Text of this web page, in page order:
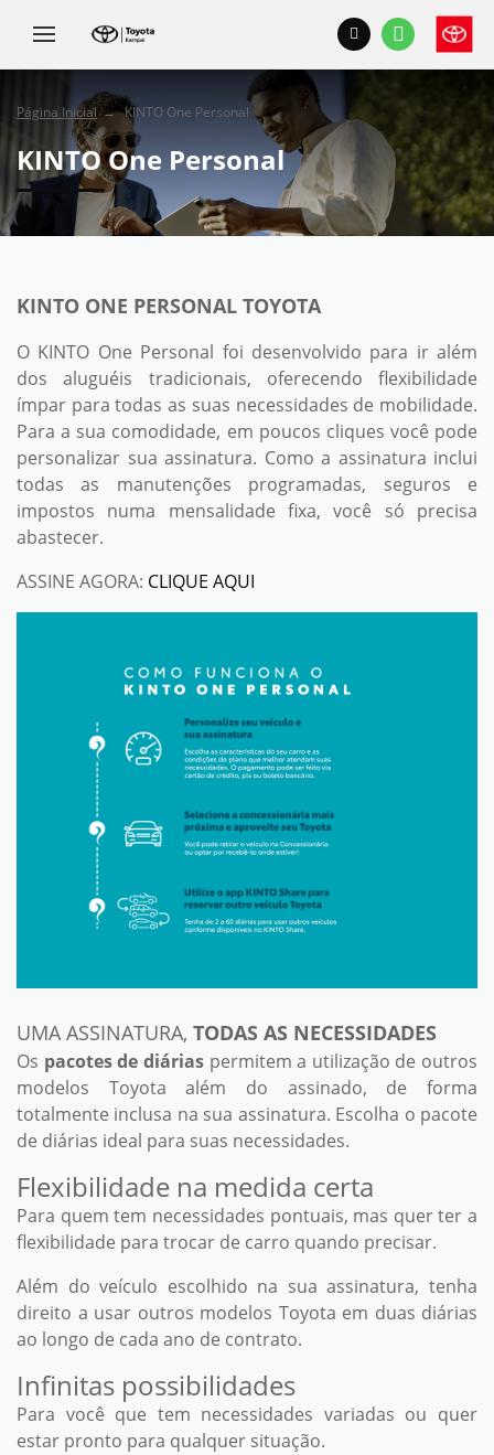
Página Inicial KINTO One Personal
KINTO One Personal
KINTO ONE PERSONAL TOYOTA
O KINTO One Personal foi desenvolvido para ir além
dos aluguéis tradicionais, oferecendo flexibilidade
ímpar para todas as suas necessidades de mobilidade.
Para a sua comodidade, em poucos cliques você pode
personalizar sua assinatura. Como a assinatura inclui
todas as manutenções programadas, seguros e
impostos numa mensalidade fixa, você só precisa
abastecer.
ASSINE AGORA: CLIQUE AQUI
UMA ASSINATURA, TODAS AS NECESSIDADES
Os pacotes de diáriaspermitem a utilização de outros
modelos Toyota além do assinado, de forma
totalmente inclusa na sua assinatura. Escolha o pacote
de diárias ideal para suas necessidades.
Flexibilidade na medida certa
Para quem tem necessidades pontuais, mas quer ter a
flexibilidade para trocar de carro quando precisar.
Além do veículo escolhido na sua assinatura, tenha
direito a usar outros modelos Toyota em duas diárias
ao longo de cada ano de contrato.
Infinitas possibilidades
Para você que tem necessidades variadas ou quer
estar pronto para qualquer situação.